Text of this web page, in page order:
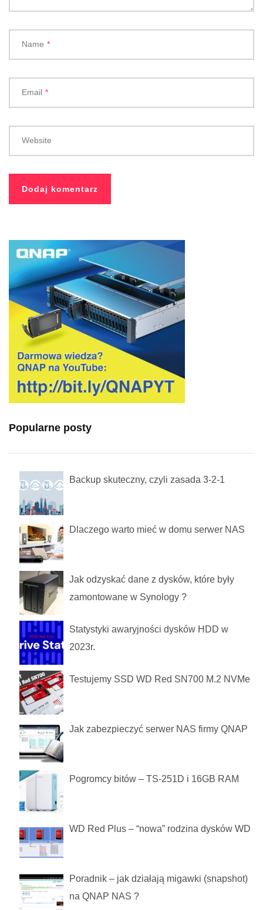
Name *
Email *
Website
Popularne posty
Backup skuteczny, czyli zasada 3-2-1
Dlaczego warto mieć w domu serwer NAS
Jak odzyskać dane z dysków, które były
zamontowane w Synology ?
Statystyki awaryjności dysków HDD w
2023r.
Testujemy SSD WD Red SN700 M.2 NVMe
Jak zabezpieczyć serwer NAS firmy QNAP
Pogromcy bitów – TS-251D i 16GB RAM
WD Red Plus – “nowa” rodzina dysków WD
Poradnik – jak działają migawki (snapshot)
na QNAP NAS ?